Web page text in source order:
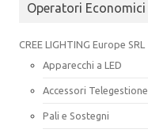
Operatori Economici
CREE LIGHTING Europe SRL
Apparecchi a LED
Accessori
Pali e Sostegni